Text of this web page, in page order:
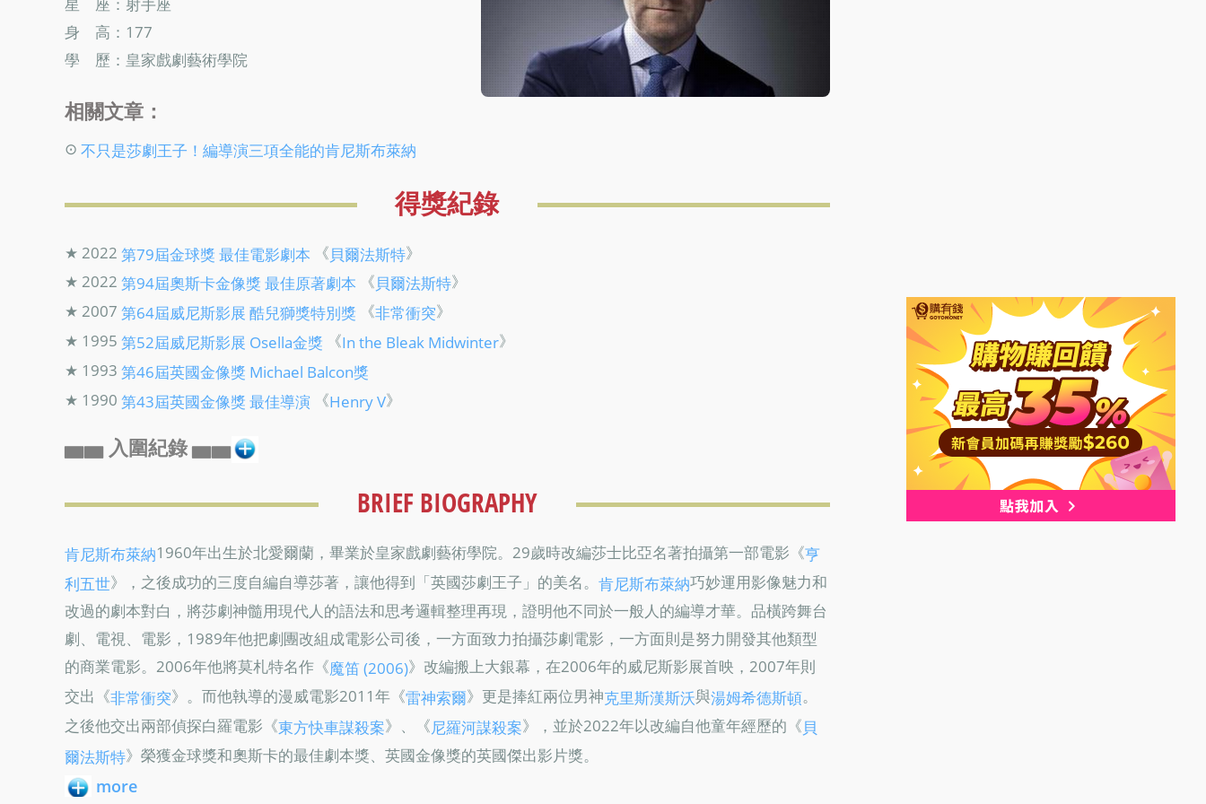
身 高：177
學 歷：皇家戲劇藝術學院
相關文章：
⊙ 不只是莎劇王子！編導演三項全能的肯尼斯布萊納
得獎紀錄
★ 2022 第79屆金球獎 最佳電影劇本 《貝爾法斯特》
★ 2022 第94屆奧斯卡金像獎 最佳原著劇本 《貝爾法斯特》
★ 2007 第64屆威尼斯影展 酷兒獅獎特別獎 《非常衝突》
★ 1995 第52屆威尼斯影展 Osella金獎 《In the Bleak Midwinter》
★ 1993 第46屆英國金像獎 Michael Balcon獎
★ 1990 第43屆英國金像獎 最佳導演 《Henry V》
▅▅ 入圍紀錄 ▅▅
BRIEF BIOGRAPHY
肯尼斯布萊納1960年出生於北愛爾蘭，畢業於皇家戲劇藝術學院。29歲時改編莎士比亞名著拍攝第一部電影《亨
利五世》，之後成功的三度自編自導莎著，讓他得到「英國莎劇王子」的美名。 肯尼斯布萊納巧妙運用影像魅力和
改過的劇本對白，將莎劇神髓用現代人的語法和思考邏輯整理再現，證明他不同於一般人的編導才華。品橫跨舞台
劇、電視、電影，1989年他把劇團改組成電影公司後，一方面致力拍攝莎劇電影，一方面則是努力開發其他類型
的商業電影。2006年他將莫札特名作《魔笛 (2006)》改編搬上大銀幕，在2006年的威尼斯影展首映，2007年則
交出《非常衝突》。而他執導的漫威電影2011年《雷神索爾》更是捧紅兩位男神克里斯漢斯沃與湯姆希德斯頓。
之後他交出兩部偵探白羅電影《東方快車謀殺案》、《尼羅河謀殺案》，並於2022年以改編自他童年經歷的《貝
爾法斯特》榮獲金球獎和奧斯卡的最佳劇本獎、英國金像獎的英國傑出影片獎。
more